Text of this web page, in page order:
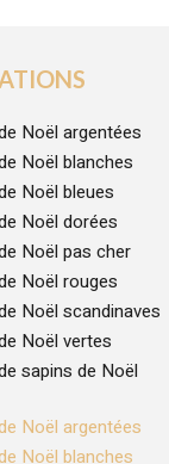
Noël argentées
Noël blanches
Noël bleues
Noël dorées
Noël pas cher
Noël rouges
Noël scandinaves
Noël vertes
sapins de Noël
Noël argentées
Noël blanches